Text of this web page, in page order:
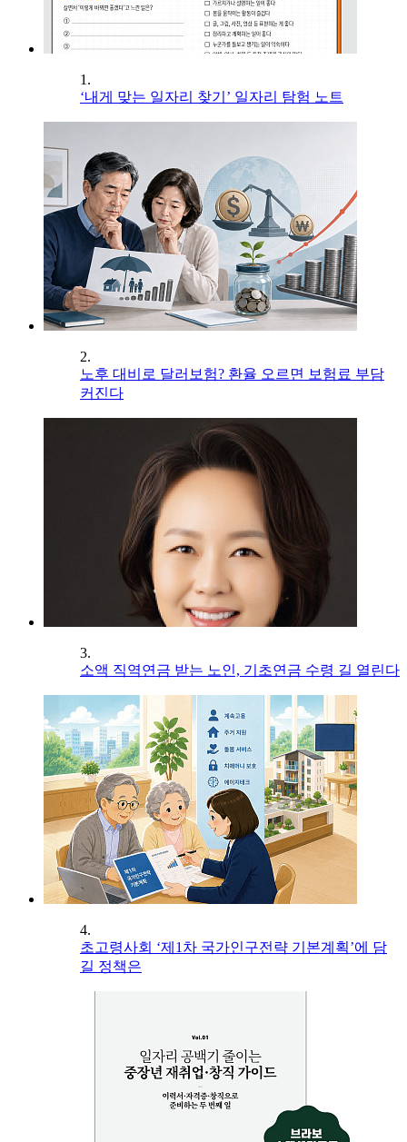
1.
‘내게 맞는 일자리 찾기’ 일자리 탐험 노트
2.
노후 대비로 달러보험? 환율 오르면 보험료 부담
커진다
3.
소액 직역연금 받는 노인, 기초연금 수령 길 열린다
4.
초고령사회 ‘제1차 국가인구전략 기본계획’에 담
길 정책은